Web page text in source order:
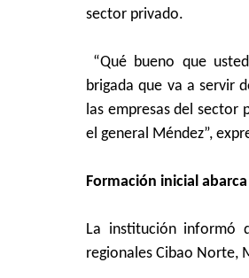
sector privado.
“Qué bueno que
brigada que va a servir
las empresas del sector
el general Méndez”,
Formación inicial
La institución informó
regionales Cibao Norte,